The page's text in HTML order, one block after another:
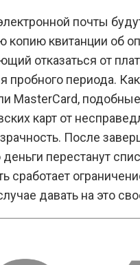
почты
квитанции об
отказаться от
пробного периода.
MasterCard,
карт от
После
перестанут
сработает
давать на это